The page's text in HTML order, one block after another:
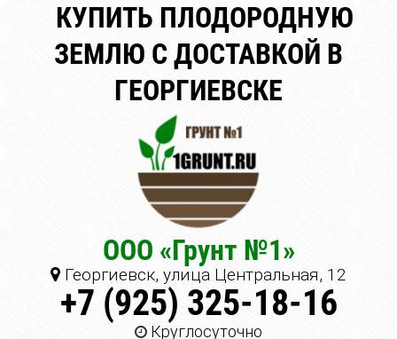
КУПИТЬ ПЛОДОРОДНУЮ
ЗЕМЛЮ С ДОСТАВКОЙ В
ГЕОРГИЕВСКЕ
ООО «Грунт №1»
Георгиевск, улица Центральная, 12
+7 (925) 325-18-16
Круглосуточно